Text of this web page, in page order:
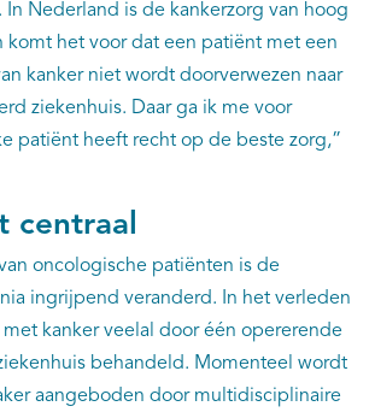
Nederland is de kankerzorg van hoog
komt het voor dat een patiënt met een
kanker niet wordt doorverwezen naar
ziekenhuis. Daar ga ik me voor
patiënt heeft recht op de beste zorg,”
centraal
oncologische patiënten is de
ingrijpend veranderd. In het verleden
kanker veelal door één opererende
behandeld. Momenteel wordt
aangeboden door multidisciplinaire